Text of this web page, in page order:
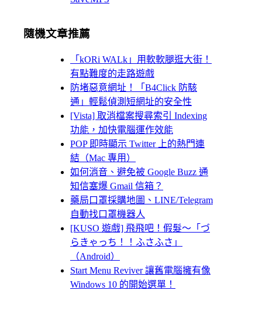
隨機文章推薦
「kORi WALk」用軟軟腿逛大街！
有點難度的走路遊戲
防堵惡意網址！「B4Click 防駭
通」輕鬆偵測短網址的安全性
[Vista] 取消檔案搜尋索引 Indexing
功能，加快電腦運作效能
POP 即時顯示 Twitter 上的熱門連
結（Mac 專用）
如何消音、避免被 Google Buzz 通
知信塞爆 Gmail 信箱？
藥局口罩採購地圖、LINE/Telegram
自動找口罩機器人
[KUSO 遊戲] 飛飛吧！假髮～「づ
らきゃっち！！ふさふさ」
（Android）
Start Menu Reviver 讓舊電腦擁有像
Windows 10 的開始選單！